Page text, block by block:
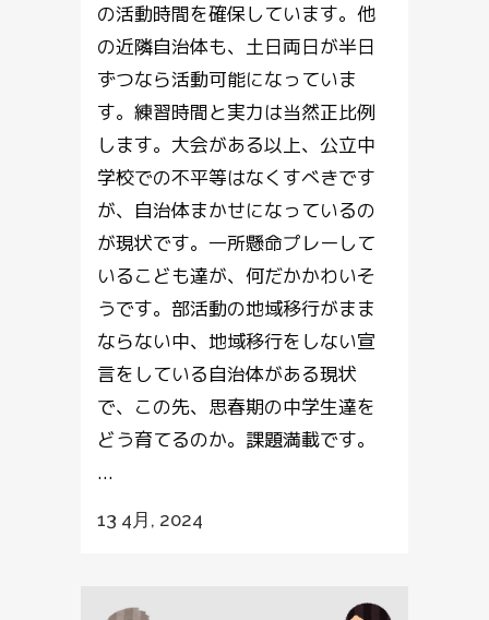
の活動時間を確保しています。他
の近隣自治体も、土日両日が半日
ずつなら活動可能になっていま
す。練習時間と実力は当然正比例
します。大会がある以上、公立中
学校での不平等はなくすべきです
が、自治体まかせになっているの
が現状です。一所懸命プレーして
いるこども達が、何だかかわいそ
うです。部活動の地域移行がまま
ならない中、地域移行をしない宣
言をしている自治体がある現状
で、この先、思春期の中学生達を
どう育てるのか。課題満載です。
...
13 4月, 2024